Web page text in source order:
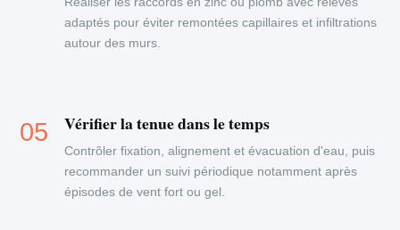
adaptés pour éviter remontées capillaires et infiltrations
autour des murs.
Vérifier la tenue dans le temps
Contrôler fixation, alignement et évacuation d'eau, puis
recommander un suivi périodique notamment après
épisodes de vent fort ou gel.